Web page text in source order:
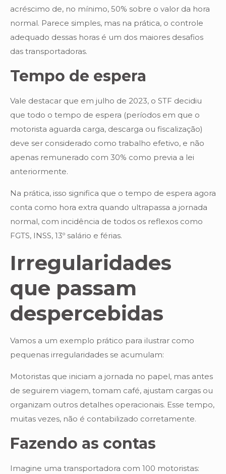
acréscimo de, no mínimo, 50% sobre o valor da hora
normal. Parece simples, mas na prática, o controle
adequado dessas horas é um dos maiores desafios
das transportadoras.
Tempo de espera
Vale destacar que em julho de 2023, o STF decidiu
que todo o tempo de espera (períodos em que o
motorista aguarda carga, descarga ou fiscalização)
deve ser considerado como trabalho efetivo, e não
apenas remunerado com 30% como previa a lei
anteriormente.
Na prática, isso significa que o tempo de espera agora
conta como hora extra quando ultrapassa a jornada
normal, com incidência de todos os reflexos como
FGTS, INSS, 13º salário e férias.
Irregularidades
que passam
despercebidas
Vamos a um exemplo prático para ilustrar como
pequenas irregularidades se acumulam:
Motoristas que iniciam a jornada no papel, mas antes
de seguirem viagem, tomam café, ajustam cargas ou
organizam outros detalhes operacionais. Esse tempo,
muitas vezes, não é contabilizado corretamente.
Fazendo as contas
Imagine uma transportadora com 100 motoristas: